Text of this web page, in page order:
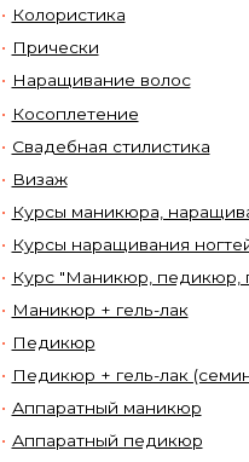
Колористика
Прически
Наращивание волос
Косоплетение
Свадебная стилистика
Визаж
Курсы маникюра,
Курсы наращивания
Курс "Маникюр, педикюр,
Маникюр + гель-лак
Педикюр
Педикюр + гель-лак
Аппаратный маникюр
Аппаратный педикюр